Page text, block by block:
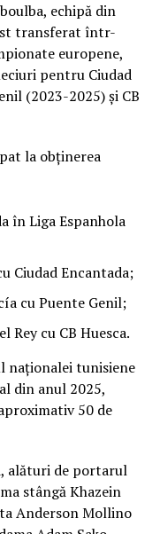
echipă din
transferat într-
europene,
pentru Ciudad
(2023-2025) și CB
la obținerea
în Liga Espanhola
Ciudad Encantada;
cu Puente Genil;
Rey cu CB Huesca.
naționalei tunisiene
din anul 2025,
50 de
alături de portarul
stângă Khazein
Anderson Mollino